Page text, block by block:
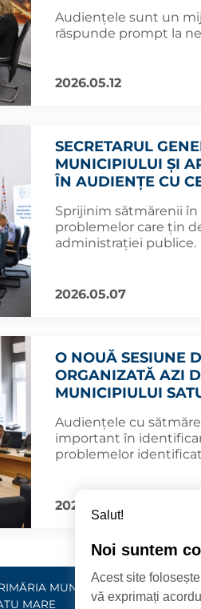
Audiențele sunt un
răspunde prompt la
2026.05.12
SECRETARUL
MUNICIPIULUI ȘI
ÎN AUDIENȚE CU
Sprijinim sătmărenii în
problemelor care țin
administrației publice.
2026.05.07
O NOUĂ SESIUNE
ORGANIZATĂ AZI
MUNICIPIULUI
Audiențele cu
important în
problemelor
2026.04.07
MUNICIPIULUI
MARE
Salut!
Noi suntem
Acest site
vă exprimați